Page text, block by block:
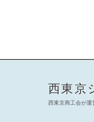
西東京
西東京商工会が運